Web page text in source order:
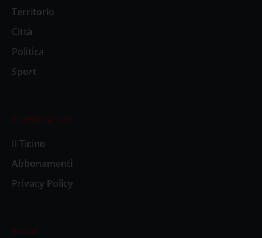
Territorio
Città
Politica
Sport
Il settimanale
Il Ticino
Abbonamenti
Privacy Policy
Social